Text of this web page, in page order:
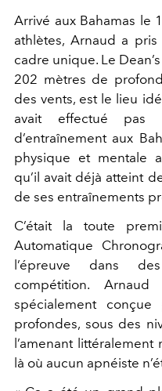
Arrivé aux Bahamas le
athlètes, Arnaud a
cadre unique. Le
202 mètres de
des vents, est le lieu
avait effectué pas
d’entraînement aux
physique et mentale
qu’il avait déjà atteint
de ses entraînements
C’était la toute
Automatique
l’épreuve dans
compétition.
spécialement
profondes, sous des
l’amenant
là où aucun apnéiste